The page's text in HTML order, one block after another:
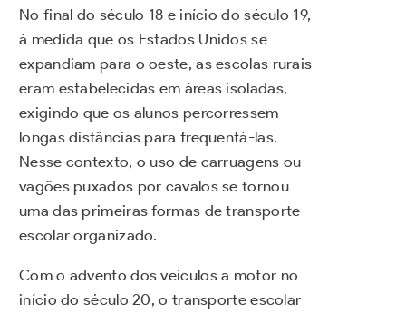
No final do século 18 e início do século 19,
à medida que os Estados Unidos se
expandiam para o oeste, as escolas rurais
eram estabelecidas em áreas isoladas,
exigindo que os alunos percorressem
longas distâncias para frequentá-las.
Nesse contexto, o uso de carruagens ou
vagões puxados por cavalos se tornou
uma das primeiras formas de transporte
escolar organizado.
Com o advento dos veículos a motor no
início do século 20, o transporte escolar